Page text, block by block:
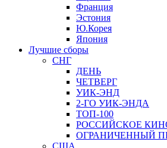
Франция
Эстония
Ю.Корея
Япония
Лучшие сборы
СНГ
ДЕНЬ
ЧЕТВЕРГ
УИК-ЭНД
2-ГО УИК-ЭНДА
ТОП-100
РОССИЙСКОЕ
ОГРАНИЧЕННЫЙ
США